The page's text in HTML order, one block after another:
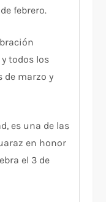
febrero.
todos los
de marzo y
es una de las
en honor
el 3 de